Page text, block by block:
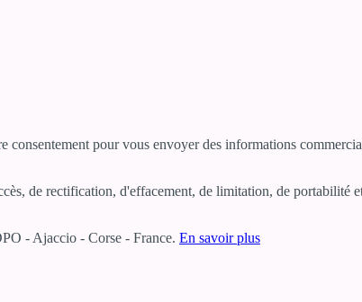
consentement pour vous envoyer des informations
de rectification, d'effacement, de limitation, de portabilité
- Ajaccio - Corse - France. En savoir plus